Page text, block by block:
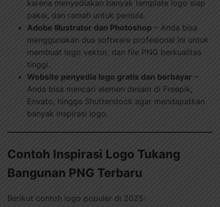
karena menyediakan banyak template logo siap
pakai, dan ramah untuk pemula.
Adobe Illustrator dan Photoshop – Anda bisa
menggunakan dua software profesional ini untuk
membuat logo vektor, dan file PNG berkualitas
tinggi.
Website penyedia logo gratis dan berbayar –
Anda bisa mencari elemen desain di Freepik,
Envato, hingga Shutterstock agar mendapatkan
banyak inspirasi logo.
Contoh Inspirasi Logo Tukang
Bangunan PNG Terbaru
Berikut contoh logo populer di 2025: